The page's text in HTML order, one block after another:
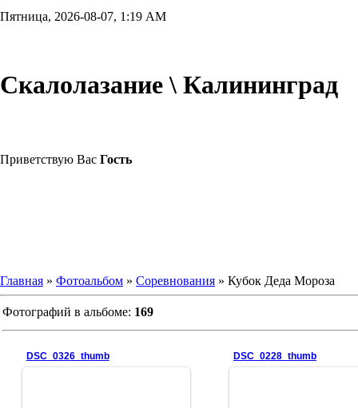
Пятница, 2026-08-07, 1:19 AM
Скалолазание \ Калининград
Приветствую Вас Гость
Главная » Фотоальбом » Соревнования » Кубок Деда Мороза
Фотографий в альбоме: 169
DSC_0326_thumb DSC_0228_thumb